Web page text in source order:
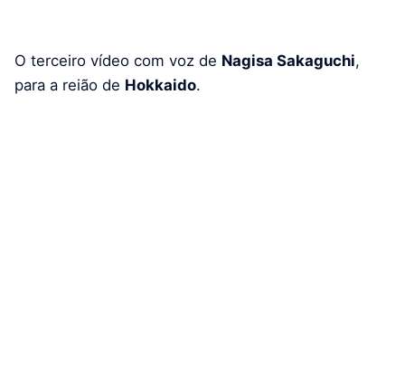
O terceiro vídeo com voz de Nagisa Sakaguchi,
para a reião de Hokkaido.